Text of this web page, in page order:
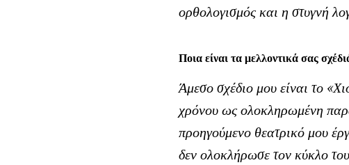
ορθολογισμός και η στυγνή
Ποια είναι τα μελλοντικά σας
Άμεσο σχέδιο μου είναι το
χρόνου ως ολοκληρωμένη
προηγούμενο θεατρικό μου
δεν ολοκλήρωσε τον κύκλο